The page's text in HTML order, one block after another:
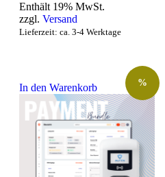
Enthält 19% MwSt.
zzgl. Versand
Lieferzeit: ca. 3-4 Werktage
In den Warenkorb %